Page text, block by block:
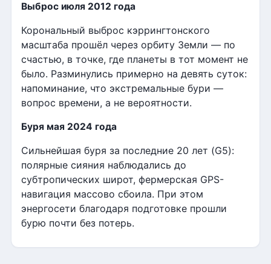
Выброс июля 2012 года
Корональный выброс кэррингтонского
масштаба прошёл через орбиту Земли — по
счастью, в точке, где планеты в тот момент не
было. Разминулись примерно на девять суток:
напоминание, что экстремальные бури —
вопрос времени, а не вероятности.
Буря мая 2024 года
Сильнейшая буря за последние 20 лет (G5):
полярные сияния наблюдались до
субтропических широт, фермерская GPS-
навигация массово сбоила. При этом
энергосети благодаря подготовке прошли
бурю почти без потерь.